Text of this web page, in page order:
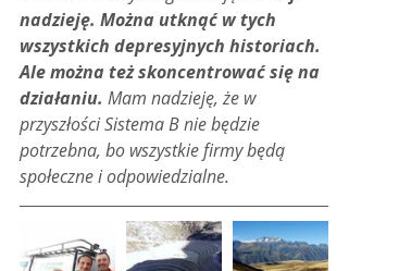
nadzieję. Można utknąć w tych
wszystkich depresyjnych historiach.
Ale można też skoncentrować się na
działaniu. Mam nadzieję, że w
przyszłości Sistema B nie będzie
potrzebna, bo wszystkie firmy będą
społeczne i odpowiedzialne.